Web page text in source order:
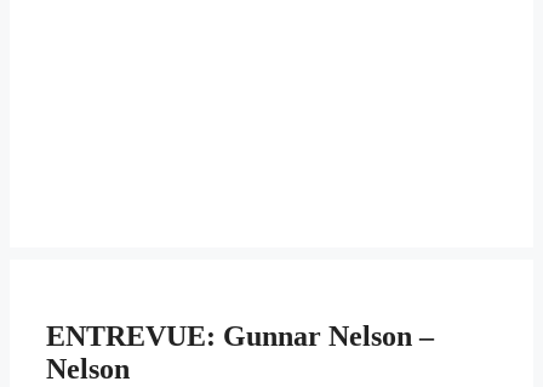
ENTREVUE: Gunnar Nelson –
Nelson